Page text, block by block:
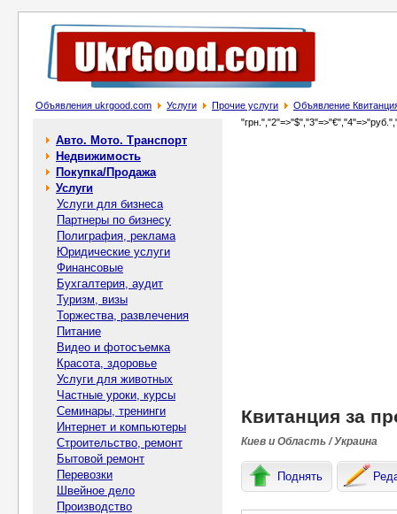
Объявления ukrgood.com Услуги Прочие услуги Объявление
Авто. Мото. Транспорт
Недвижимость
Покупка/Продажа
Услуги
Услуги для бизнеса
Партнеры по бизнесу
Полиграфия, реклама
Юридические услуги
Финансовые
Бухгалтерия, аудит
Туризм, визы
Торжества, развлечения
Питание
Видео и фотосъемка
Красота, здоровье
Услуги для животных
Частные уроки, курсы
Семинары, тренинги
Интернет и компьютеры
Строительство, ремонт
Бытовой ремонт
Перевозки
Швейное дело
Производство
Квитанция за
Киев и Область / Украина
Поднять